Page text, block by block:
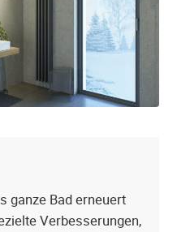
ganze Bad erneuert
Verbesserungen,